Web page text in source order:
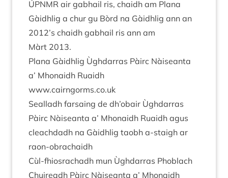
ÚPN­MR air gabhail ris, chaidh am Plana
Gàidh­lig a chur gu Bòrd na Gàidh­lig ann an
2012’s chaidh gabhail ris ann am
Màrt 2013.
Plana Gàidh­lig Ùgh­dar­ras Pàirc Nàiseanta
a’ Mhon­aidh Ruaidh
www​.cairngorms​.co​.uk
Seal­ladh far­sa­ing de dh’obair Ùgh­dar­ras
Pàirc Nàiseanta a’ Mhon­aidh Ruaidh agus
cleach­dadh na Gàidh­lig taobh a‑staigh ar
raon-obrachaidh
Cùl-fhios­rachadh mun Ùgh­dar­ras Pho­blach
Chuire­adh Pàirc Nàiseanta a’ Mhon­aidh